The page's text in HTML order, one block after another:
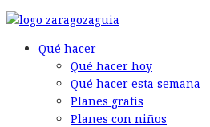
Qué hacer
Qué hacer hoy
Qué hacer esta semana
Planes gratis
Planes con niños